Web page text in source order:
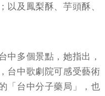
以及鳳梨酥、芋頭酥、
中多個景點，她指出，
台中歌劇院可感受藝術
「台中分子藥局」，也